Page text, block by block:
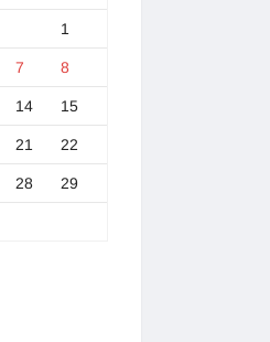
1
7 8
14 15
21 22
28 29